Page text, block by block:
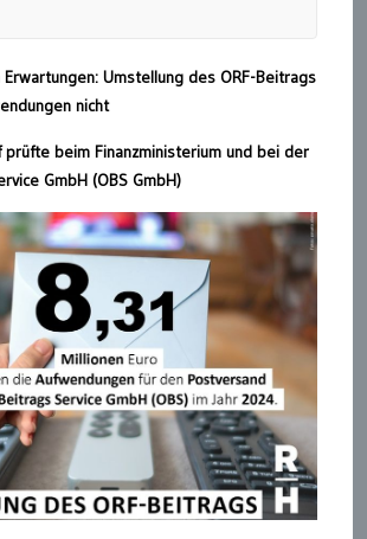
Umstellung des ORF-Beitrags
nicht
prüfte beim Finanzministerium und bei der
GmbH (OBS GmbH)